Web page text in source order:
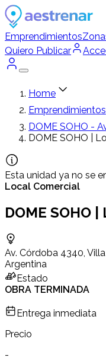
Emprendimientos
Quiero Publicar
Home
Emprendimientos
DOME SOHO -
DOME SOHO |
Esta unidad ya no se
Local Comercial
DOME SOHO
Av. Córdoba 4340,
Argentina
Estado
OBRA TERMINADA
Entrega inmediata
Precio
-